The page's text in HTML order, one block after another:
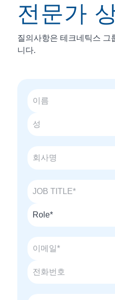
전문가
질의사항은 테크네틱스 그
니다.